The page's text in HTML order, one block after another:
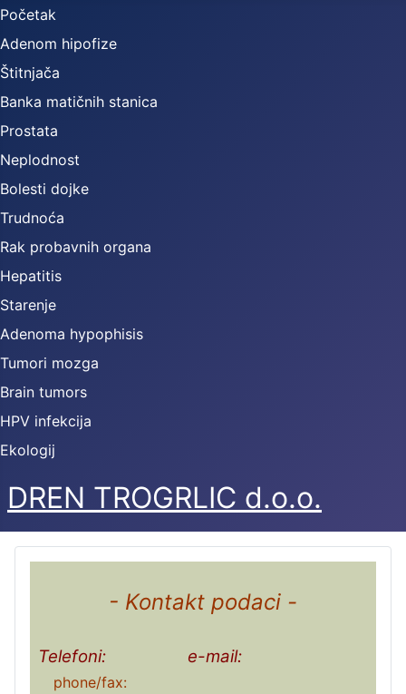
Početak
Adenom hipofize
Štitnjača
Banka matičnih stanica
Prostata
Neplodnost
Bolesti dojke
Trudnoća
Rak probavnih organa
Hepatitis
Starenje
Adenoma hypophisis
Tumori mozga
Brain tumors
HPV infekcija
Ekologij
DREN TROGRLIC d.o.o.
- Kontakt podaci -
Telefoni: e-mail:
phone/fax: